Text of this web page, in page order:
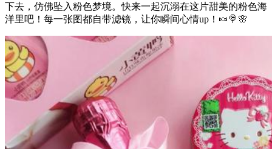
下去，仿佛坠入粉色梦境。快来一起沉溺在这片甜美的粉色海
洋里吧！每一张图都自带滤镜，让你瞬间心情up！🍬🍭🌸